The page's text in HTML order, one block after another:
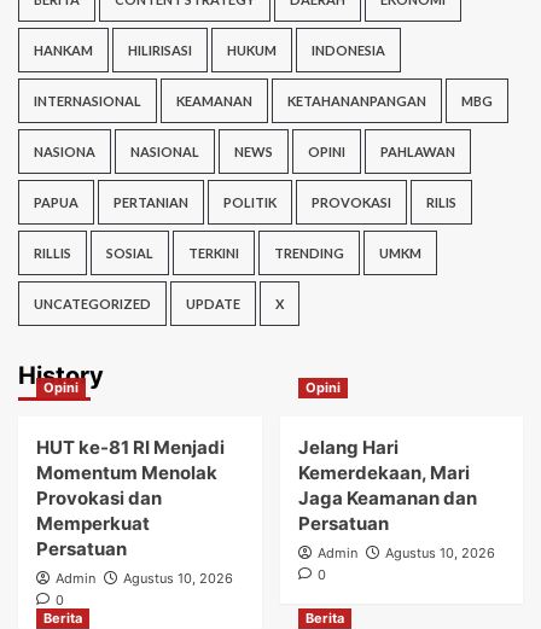
HANKAM HILIRISASI HUKUM INDONESIA
INTERNASIONAL KEAMANAN KETAHANANPANGAN MBG
NASIONA NASIONAL NEWS OPINI PAHLAWAN
PAPUA PERTANIAN POLITIK PROVOKASI RILIS
RILLIS SOSIAL TERKINI TRENDING UMKM
UNCATEGORIZED UPDATE X
History
Opini
HUT ke-81 RI Menjadi
Momentum Menolak
Provokasi dan
Memperkuat
Persatuan
Admin
Agustus 10, 2026
0
Opini
Jelang Hari
Kemerdekaan, Mari
Jaga Keamanan dan
Persatuan
Admin
Agustus 10, 2026
0
Berita Berita